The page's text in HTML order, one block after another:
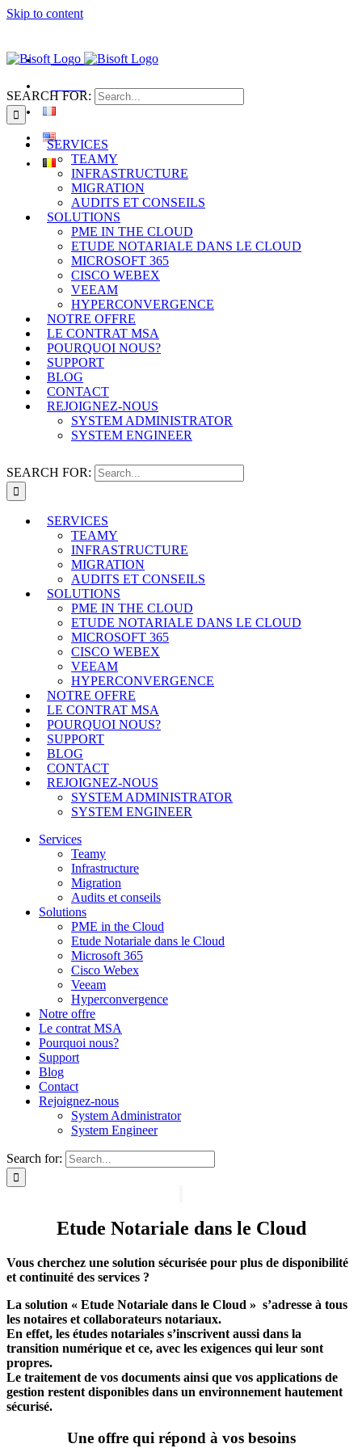
Skip to content
Bisoft IT SERVICES
SEARCH FOR:
SERVICES
TEAMY
INFRASTRUCTURE
MIGRATION
AUDITS ET CONSEILS
SOLUTIONS
PME IN THE CLOUD
ETUDE NOTARIALE DANS LE CLOUD
MICROSOFT 365
CISCO WEBEX
VEEAM
HYPERCONVERGENCE
NOTRE OFFRE
LE CONTRAT MSA
POURQUOI NOUS?
SUPPORT
BLOG
CONTACT
REJOIGNEZ-NOUS
SYSTEM ADMINISTRATOR
SYSTEM ENGINEER
SEARCH FOR:
SERVICES
TEAMY
INFRASTRUCTURE
MIGRATION
AUDITS ET CONSEILS
SOLUTIONS
PME IN THE CLOUD
ETUDE NOTARIALE DANS LE CLOUD
MICROSOFT 365
CISCO WEBEX
VEEAM
HYPERCONVERGENCE
NOTRE OFFRE
LE CONTRAT MSA
POURQUOI NOUS?
SUPPORT
BLOG
CONTACT
REJOIGNEZ-NOUS
SYSTEM ADMINISTRATOR
SYSTEM ENGINEER
Services
Teamy
Infrastructure
Migration
Audits et conseils
Solutions
PME in the Cloud
Etude Notariale dans le Cloud
Microsoft 365
Cisco Webex
Veeam
Hyperconvergence
Notre offre
Le contrat MSA
Pourquoi nous?
Support
Blog
Contact
Rejoignez-nous
System Administrator
System Engineer
Search for:
Etude Notariale dans le Cloud
Vous cherchez une solution sécurisée pour plus de disponibilité
et continuité des services ?
La solution « Etude Notariale dans le Cloud » s’adresse à tous
les notaires et collaborateurs notariaux.
En effet, les études notariales s’inscrivent aussi dans la
transition numérique et ce, avec les exigences qui leur sont
propres.
Le traitement de vos documents ainsi que vos applications de
gestion restent disponibles dans un environnement hautement
sécurisé.
Une offre qui répond à vos besoins